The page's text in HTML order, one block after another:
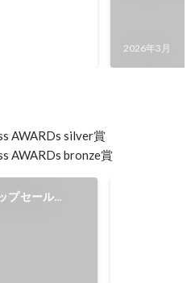
を選ぶとは
2026年3月
AWARDs silver賞
AWARDs bronze賞
プセール